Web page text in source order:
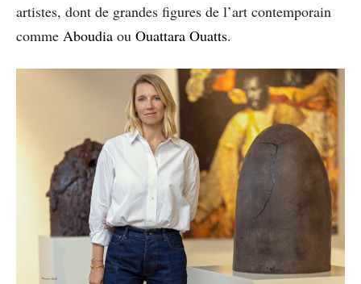
artistes, dont de grandes figures de l’art contemporain
comme Aboudia ou Ouattara Ouatts. ​